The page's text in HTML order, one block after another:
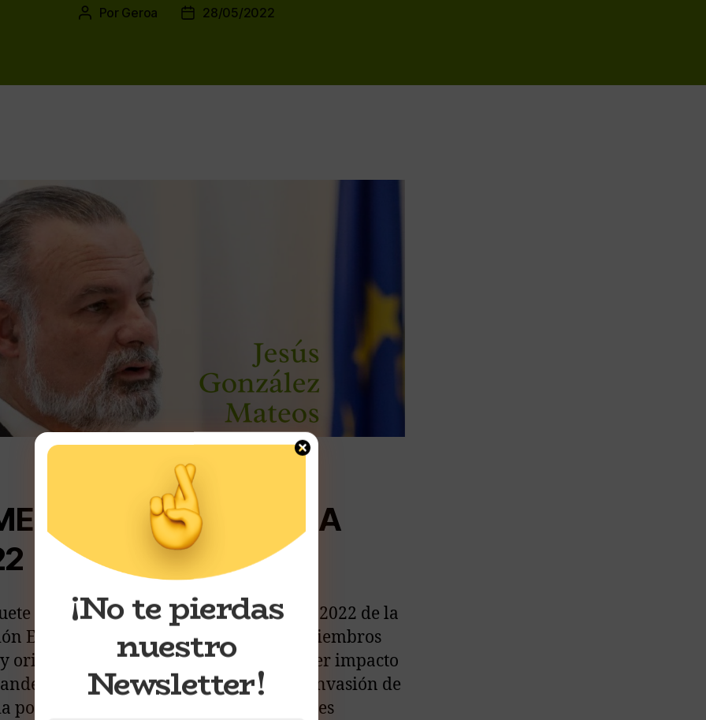
Por Geroa 28/05/2022
DE PRIMAVERA
de primavera del Semestre Europeo 2022 de la
Europea proporciona a los Estados miembros
orientación dos años después del primer impacto
de COVID-19 y en medio de la invasión de
por parte de Rusia. Según las Previsiones
¡No te pierdas
nuestro
Newsletter!